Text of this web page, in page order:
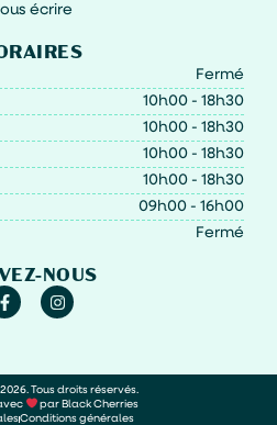
écrire
Fermé
10h00 - 18h30
10h00 - 18h30
10h00 - 18h30
10h00 - 18h30
09h00 - 16h00
Fermé
NOUS
Tous droits réservés.
par Black Cherries
Conditions générales